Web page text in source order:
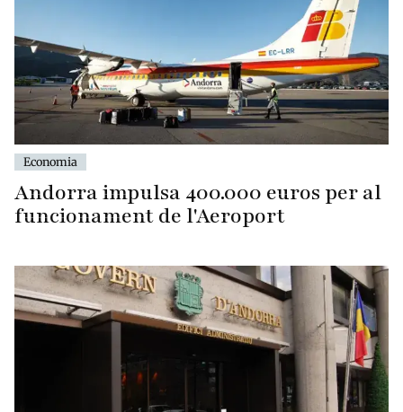
Economia
Andorra impulsa 400.000 euros per al
funcionament de l'Aeroport